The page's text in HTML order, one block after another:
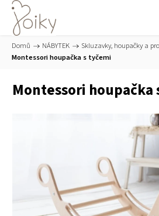
Domů / NÁBYTEK / Skluzavky, houpačky a
Montessori houpačka s tyčemi
Montessori houpačka